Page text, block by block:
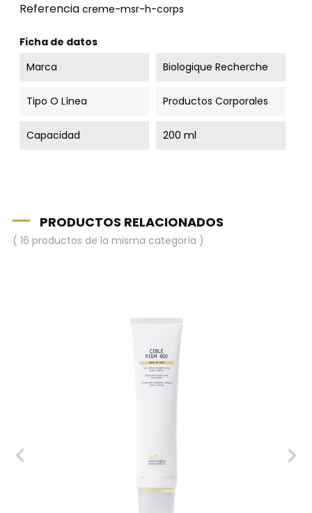
Referencia creme-msr-h-corps
Ficha de datos
Marca
Biologique Recherche
Tipo O Línea Productos Corporales
Capacidad 200 ml
PRODUCTOS RELACIONADOS
( 16 productos de la misma categoría )